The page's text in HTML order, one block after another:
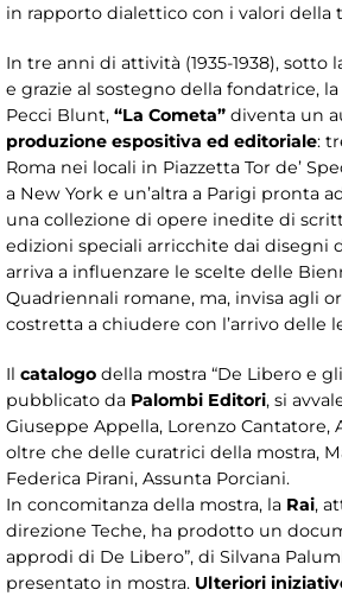
in rapporto dialettico con i valori della
In tre anni di attività (1935-1938), sotto
e grazie al sostegno della fondatrice,
Pecci Blunt, “La Cometa” diventa un
produzione espositiva ed editoriale:
Roma nei locali in Piazzetta Tor de’
a New York e un’altra a Parigi pronta
una collezione di opere inedite di
edizioni speciali arricchite dai disegni
arriva a influenzare le scelte delle
Quadriennali romane, ma, invisa agli
costretta a chiudere con l’arrivo delle
Il catalogo della mostra “De Libero e
pubblicato da Palombi Editori, si
Giuseppe Appella, Lorenzo Cantatore,
oltre che delle curatrici della mostra,
Federica Pirani, Assunta Porciani.
In concomitanza della mostra, la Rai,
direzione Teche, ha prodotto un
approdi di De Libero”, di Silvana
presentato in mostra. Ulteriori